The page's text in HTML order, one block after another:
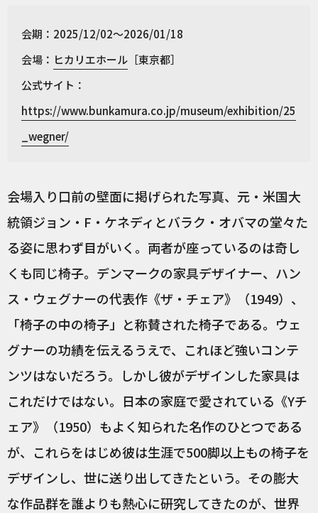
会期：2025/12/02～2026/01/18
会場： ヒカリエホール ［東京都］
公式サイト：
https://www.bunkamura.co.jp/museum/exhibition/25
_wegner/
会場入り口前の壁面に掲げられた写真、元・米国大
統領ジョン・F・ケネディとバラク・オバマの堂々た
る姿に思わず目がいく。両者が座っているのは奇し
くも同じ椅子。デンマークの家具デザイナー、ハン
ス・ウェグナーの代表作《ザ・チェア》（1949）、
「椅子の中の椅子」と称賛された椅子である。ウェ
グナーの功績を伝えるうえで、これほど強いコンテ
ンツはないだろう。しかし彼がデザインした家具は
これだけではない。日本の家庭で愛されている《Yチ
ェア》（1950）もよく知られた名作のひとつである
が、これらをはじめ彼は生涯で500脚以上もの椅子を
デザインし、世に送り出してきたという。その膨大
な作品群を誰よりも熱心に研究してきたのが、世界